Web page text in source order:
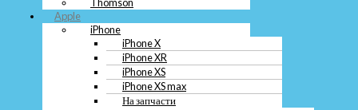
Apple
iPhone
iPhone X
iPhone XR
iPhone XS
iPhone XS max
На запчасти
iPad